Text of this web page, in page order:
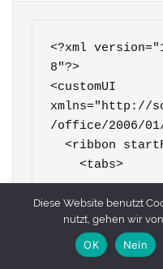
<?xml
8"?>
<customUI
xmlns="http://
/office/2006/
  <ribbon startFromScratch="false">
    <tabs>
      <tab idMso="TabHome">
        <group
Diese Website benutzt
nutzt, gehen wir
OK Nein